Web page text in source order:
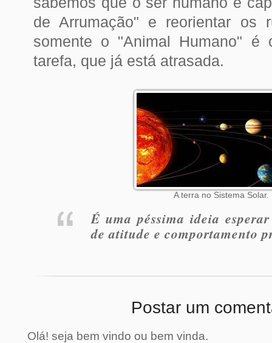
de Arrumação" e reorientar os
somente o "Animal Humano" é
tarefa, que já está atrasada.
A terra no Sistema Solar.
É uma péssima ideia
de atitude e comportamento
Postar um
Olá! seja bem vindo ou bem vinda.